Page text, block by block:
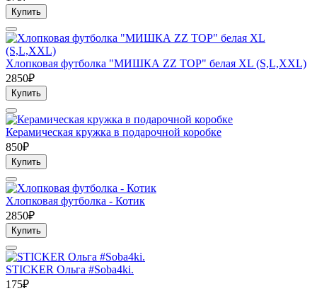
Купить
Хлопковая футболка "МИШКА ZZ TOP" белая XL (S,L,ХХL)
2850₽
Купить
Керамическая кружка в подарочной коробке
850₽
Купить
Хлопковая футболка - Котик
2850₽
Купить
STICKER Ольга #Soba4ki.
175₽